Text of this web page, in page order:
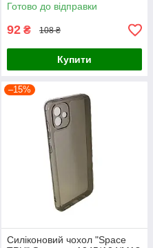
Готово до відправки
92 ₴ 108 ₴
Купити
–15%
Силіконовий чохол "Space